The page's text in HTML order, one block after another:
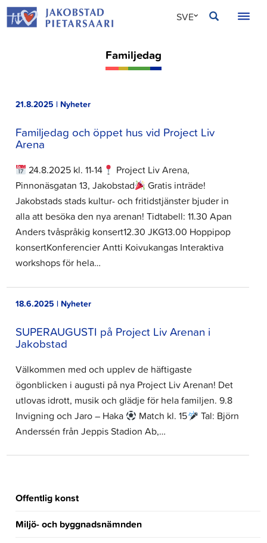
Hoppa
till
SVE
Familjedag
21.8.2025 | Nyheter
Familjedag och öppet hus vid Project Liv
Arena
24.8.2025 kl. 11-14
Project Liv Arena,
Pinnonäsgatan 13, Jakobstad
Gratis inträde!
Jakobstads stads kultur- och fritidstjänster bjuder in
alla att besöka den nya arenan! Tidtabell: 11.30 Apan
Anders tvåspråkig konsert12.30 JKG13.00 Hoppipop
konsertKonferencier Antti Koivukangas Interaktiva
workshops för hela…
18.6.2025 | Nyheter
SUPERAUGUSTI på Project Liv Arenan i
Jakobstad
Välkommen med och upplev de häftigaste
ögonblicken i augusti på nya Project Liv Arenan! Det
utlovas idrott, musik och glädje för hela familjen. 9.8
Invigning och Jaro – Haka
Match kl. 15
Tal: Björn
Anderssén från Jeppis Stadion Ab,…
Offentlig konst
Miljö- och byggnadsnämnden